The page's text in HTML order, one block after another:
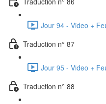
Jour 94 - Video +
Traduction n° 87
Jour 95 - Video +
Traduction n° 88